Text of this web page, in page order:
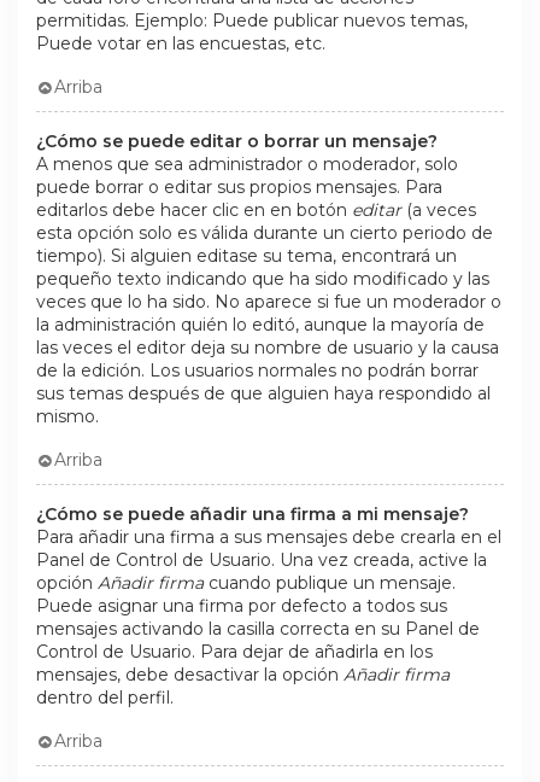
permitidas. Ejemplo: Puede publicar nuevos temas,
Puede votar en las encuestas, etc.
Arriba
¿Cómo se puede editar o borrar un mensaje?
A menos que sea administrador o moderador, solo
puede borrar o editar sus propios mensajes. Para
editarlos debe hacer clic en en botón editar(a veces
esta opción solo es válida durante un cierto periodo de
tiempo). Si alguien editase su tema, encontrará un
pequeño texto indicando que ha sido modificado y las
veces que lo ha sido. No aparece si fue un moderador o
la administración quién lo editó, aunque la mayoría de
las veces el editor deja su nombre de usuario y la causa
de la edición. Los usuarios normales no podrán borrar
sus temas después de que alguien haya respondido al
mismo.
Arriba
¿Cómo se puede añadir una firma a mi mensaje?
Para añadir una firma a sus mensajes debe crearla en el
Panel de Control de Usuario. Una vez creada, active la
opción Añadir firmacuando publique un mensaje.
Puede asignar una firma por defecto a todos sus
mensajes activando la casilla correcta en su Panel de
Control de Usuario. Para dejar de añadirla en los
mensajes, debe desactivar la opción Añadir firma
dentro del perfil.
Arriba